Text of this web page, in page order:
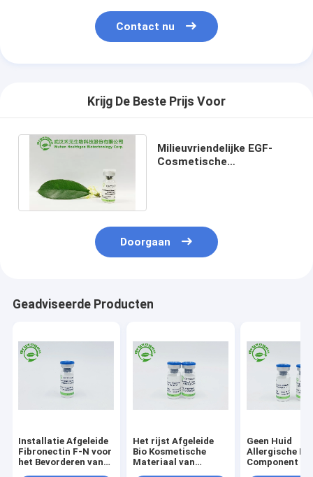
Contact nu
Krijg De Beste Prijs Voor
Milieuvriendelijke EGF-
Cosmetische
Doorgaan
Geadviseerde Producten
Installatie Afgeleide
Fibronectin F-N voor
het Bevorderen van
Het rijst Afgeleide
Bio Kosmetische
Materiaal van
Geen Huid
Allergische
Component